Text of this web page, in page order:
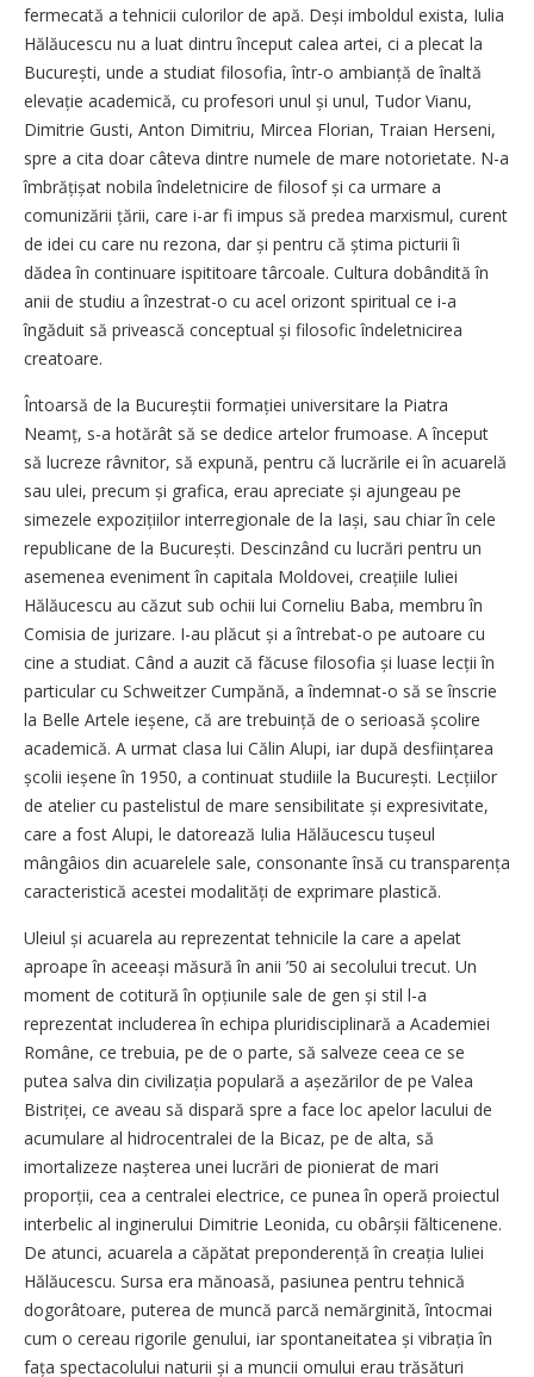
fermecată a tehnicii culorilor de apă. Deși imboldul exista, Iulia
Hălăucescu nu a luat dintru început calea artei, ci a plecat la
București, unde a studiat filosofia, într-o ambianță de înaltă
elevație academică, cu profesori unul și unul, Tudor Vianu,
Dimitrie Gusti, Anton Dimitriu, Mircea Florian, Traian Herseni,
spre a cita doar câteva dintre numele de mare notorietate. N-a
îmbrățișat nobila îndeletnicire de filosof și ca urmare a
comunizării țării, care i-ar fi impus să predea marxismul, curent
de idei cu care nu rezona, dar și pentru că știma picturii îi
dădea în continuare ispititoare târcoale. Cultura dobândită în
anii de studiu a înzestrat-o cu acel orizont spiritual ce i-a
îngăduit să privească conceptual și filosofic îndeletnicirea
creatoare.
Întoarsă de la Bucureștii formației universitare la Piatra
Neamț, s-a hotărât să se dedice artelor frumoase. A început
să lucreze râvnitor, să expună, pentru că lucrările ei în acuarelă
sau ulei, precum și grafica, erau apreciate și ajungeau pe
simezele expozițiilor interregionale de la Iași, sau chiar în cele
republicane de la București. Descinzând cu lucrări pentru un
asemenea eveniment în capitala Moldovei, creațiile Iuliei
Hălăucescu au căzut sub ochii lui Corneliu Baba, membru în
Comisia de jurizare. I-au plăcut și a întrebat-o pe autoare cu
cine a studiat. Când a auzit că făcuse filosofia și luase lecții în
particular cu Schweitzer Cumpănă, a îndemnat-o să se înscrie
la Belle Artele ieșene, că are trebuință de o serioasă școlire
academică. A urmat clasa lui Călin Alupi, iar după desființarea
școlii ieșene în 1950, a continuat studiile la București. Lecțiilor
de atelier cu pastelistul de mare sensibilitate și expresivitate,
care a fost Alupi, le datorează Iulia Hălăucescu tușeul
mângâios din acuarelele sale, consonante însă cu transparența
caracteristică acestei modalități de exprimare plastică.
Uleiul și acuarela au reprezentat tehnicile la care a apelat
aproape în aceeași măsură în anii ’50 ai secolului trecut. Un
moment de cotitură în opțiunile sale de gen și stil l-a
reprezentat includerea în echipa pluridisciplinară a Academiei
Române, ce trebuia, pe de o parte, să salveze ceea ce se
putea salva din civilizația populară a așezărilor de pe Valea
Bistriței, ce aveau să dispară spre a face loc apelor lacului de
acumulare al hidrocentralei de la Bicaz, pe de alta, să
imortalizeze nașterea unei lucrări de pionierat de mari
proporții, cea a centralei electrice, ce punea în operă proiectul
interbelic al inginerului Dimitrie Leonida, cu obârșii fălticenene.
De atunci, acuarela a căpătat preponderență în creația Iuliei
Hălăucescu. Sursa era mănoasă, pasiunea pentru tehnică
dogorâtoare, puterea de muncă parcă nemărginită, întocmai
cum o cereau rigorile genului, iar spontaneitatea și vibrația în
fața spectacolului naturii și a muncii omului erau trăsături